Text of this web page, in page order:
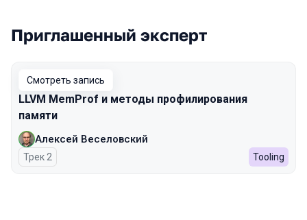
Выступления в сезоне 2025
Приглашенный эксперт
Смотреть запись
LLVM MemProf и методы профилирования
памяти
Алексей Веселовский
Трек 2 Tooling